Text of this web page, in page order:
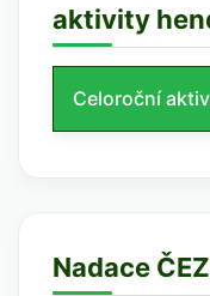
aktivity
Celoroční
Nadace ČEZ